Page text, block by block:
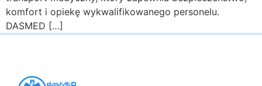
komfort i opiekę wykwalifikowanego personelu.
DASMED […]